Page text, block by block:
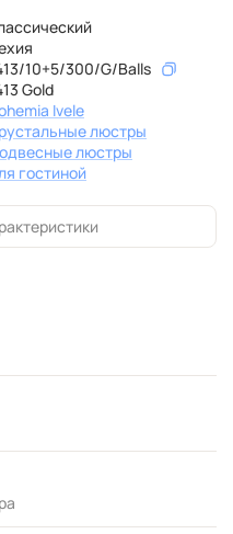
10+5/300/G/Balls
Gold
Ivele
люстры
люстры
гостиной